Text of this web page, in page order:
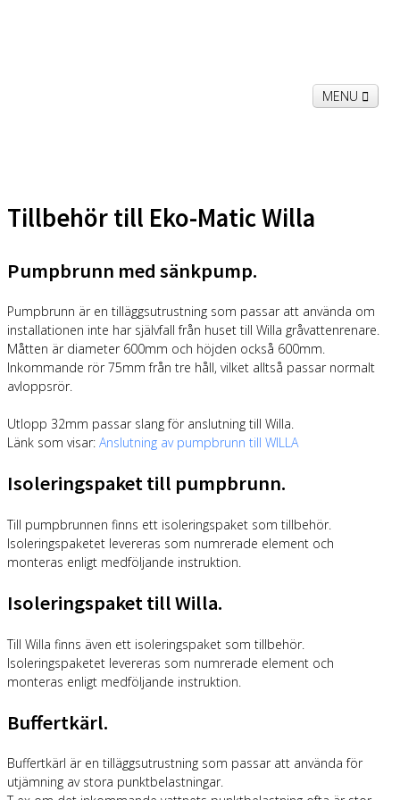
MENU
Tillbehör till Eko-Matic Willa
Pumpbrunn med sänkpump.
Pumpbrunn är en tilläggsutrustning som passar att använda om
installationen inte har självfall från huset till Willa gråvattenrenare.
Måtten är diameter 600mm och höjden också 600mm.
Inkommande rör 75mm från tre håll, vilket alltså passar normalt
avloppsrör.
Utlopp 32mm passar slang för anslutning till Willa.
Länk som visar: Anslutning av pumpbrunn till WILLA
Isoleringspaket till pumpbrunn.
Till pumpbrunnen finns ett isoleringspaket som tillbehör.
Isoleringspaketet levereras som numrerade element och
monteras enligt medföljande instruktion.
Isoleringspaket till Willa.
Till Willa finns även ett isoleringspaket som tillbehör.
Isoleringspaketet levereras som numrerade element och
monteras enligt medföljande instruktion.
Buffertkärl.
Buffertkärl är en tilläggsutrustning som passar att använda för
utjämning av stora punktbelastningar.